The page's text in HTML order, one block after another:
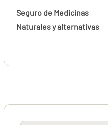
Seguro de Medicinas
Naturales y alternativas